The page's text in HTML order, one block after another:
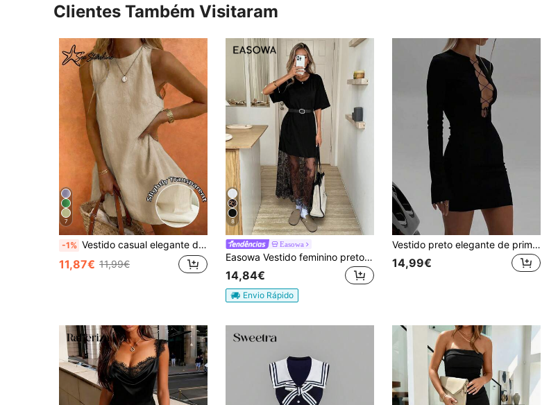
Clientes Também Visitaram
7
-1% Vestido casual elegante de senhora com estampado de estrela-do-mar, sem mangas, gola redonda, para primavera e verão, vestido de sol
11,87€ 11,99€
8
Easowa
Easowa Vestido feminino preto elegante de renda, verão, gola redonda, manga curta, solto, casual, para o dia a dia, saídas, deslocações e aeroporto, estilo Old Money, vestido de professora
14,84€
Envio Rápido
Vestido preto elegante de primavera com amarração frontal e modelagem justa ao corpo.
14,99€